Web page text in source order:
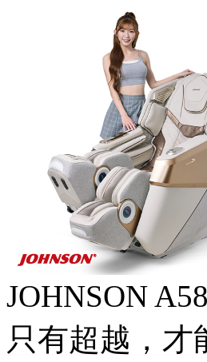
JOHNSON
只有超越，才